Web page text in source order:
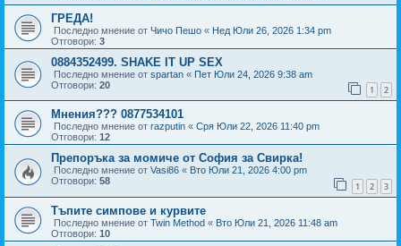
ГРЕДА!
Последно мнение от Чичо Пешо « Нед Юли 26, 2026 1:34 pm
Отговори: 3
0884352499. SHAKE IT UP SEX
Последно мнение от spartan « Пет Юли 24, 2026 9:38 am
Отговори: 20 1 2
Мнения??? 0877534101
Последно мнение от razputin « Сря Юли 22, 2026 11:40 pm
Отговори: 12
Препоръка за момиче от София за Свирка!
Последно мнение от Vasi86 « Вто Юли 21, 2026 4:00 pm
Отговори: 58 1 2 3
Тъпите симпове и курвите
Последно мнение от Twin Method « Вто Юли 21, 2026 11:48 am
Отговори: 10